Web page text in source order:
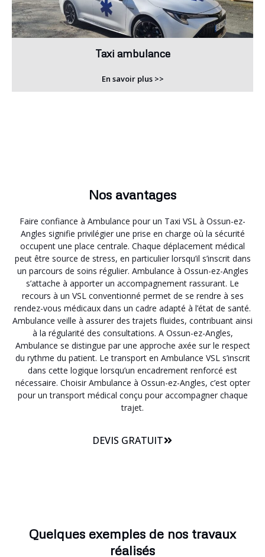
Taxi ambulance
En savoir plus >>
Nos avantages
Faire confiance à Ambulance pour un Taxi VSL à Ossun-ez-
Angles signifie privilégier une prise en charge où la sécurité
occupent une place centrale. Chaque déplacement médical
peut être source de stress, en particulier lorsqu’il s’inscrit dans
un parcours de soins régulier. Ambulance à Ossun-ez-Angles
s’attache à apporter un accompagnement rassurant. Le
recours à un VSL conventionné permet de se rendre à ses
rendez-vous médicaux dans un cadre adapté à l’état de santé.
Ambulance veille à assurer des trajets fluides, contribuant ainsi
à la régularité des consultations. A Ossun-ez-Angles,
Ambulance se distingue par une approche axée sur le respect
du rythme du patient. Le transport en Ambulance VSL s’inscrit
dans cette logique lorsqu’un encadrement renforcé est
nécessaire. Choisir Ambulance à Ossun-ez-Angles, c’est opter
pour un transport médical conçu pour accompagner chaque
trajet.
DEVIS GRATUIT
Quelques exemples de nos travaux
réalisés